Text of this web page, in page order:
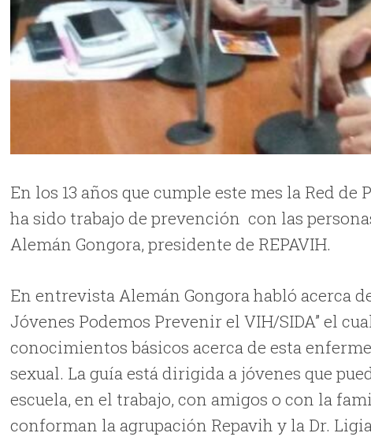
En los 13 años que cumple este mes la Red de
ha sido trabajo de prevención con las
Alemán Gongora, presidente de REPAVIH.
En entrevista Alemán Gongora habló acerca
Jóvenes Podemos Prevenir el VIH/SIDA” el
conocimientos básicos acerca de esta
sexual. La guía está dirigida a jóvenes que
escuela, en el trabajo, con amigos o con la
conforman la agrupación Repavih y la Dr.